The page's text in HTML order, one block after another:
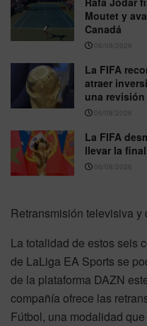
Moutet y
Canadá
06/08/2026
La FIFA
atraer
una
06/08/2026
La FIFA
llevar la
06/08/2026
Retransmisión televisiva y
La totalidad de estos seis
de LaLiga EA Sports se
de la plataforma DAZN
compañía ofrece las
Fútbol, una modalidad